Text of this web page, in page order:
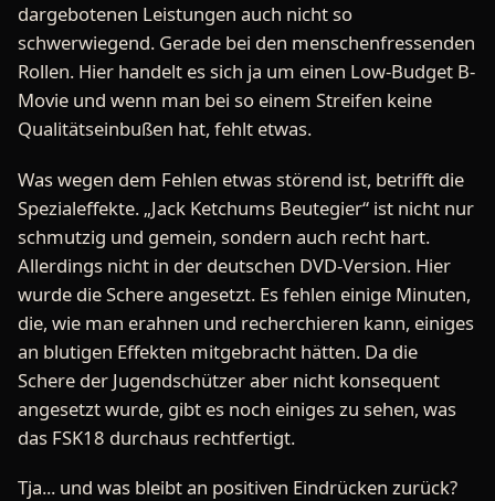
dargebotenen Leistungen auch nicht so
schwerwiegend. Gerade bei den menschenfressenden
Rollen. Hier handelt es sich ja um einen Low-Budget B-
Movie und wenn man bei so einem Streifen keine
Qualitätseinbußen hat, fehlt etwas.
Was wegen dem Fehlen etwas störend ist, betrifft die
Spezialeffekte. „Jack Ketchums Beutegier“ ist nicht nur
schmutzig und gemein, sondern auch recht hart.
Allerdings nicht in der deutschen DVD-Version. Hier
wurde die Schere angesetzt. Es fehlen einige Minuten,
die, wie man erahnen und recherchieren kann, einiges
an blutigen Effekten mitgebracht hätten. Da die
Schere der Jugendschützer aber nicht konsequent
angesetzt wurde, gibt es noch einiges zu sehen, was
das FSK18 durchaus rechtfertigt.
Tja... und was bleibt an positiven Eindrücken zurück?